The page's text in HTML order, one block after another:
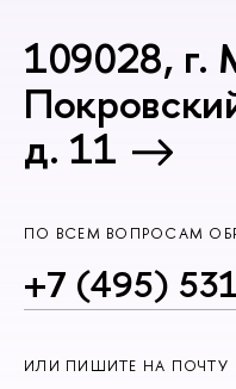
109028, г.
д. 11
ПО ВСЕМ ВОПРОСАМ
+7 (495)
ИЛИ ПИШИТЕ НА ПОЧТУ